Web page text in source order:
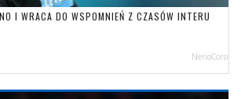
I WRACA DO WSPOMNIEŃ Z CZASÓW INTERU
NerioCorsi